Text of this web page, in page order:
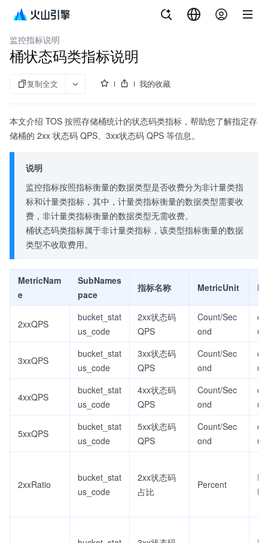
对象存储
监控指标说明
桶状态码类指标说明
复制全文 我的收藏
本文介绍 TOS 按照存储桶统计的状态码类指标，帮助您了解指定存
储桶的 2xx 状态码 QPS、3xx状态码 QPS 等信息。
说明
监控指标按照指标衡量的数据类型是否收费分为非计量类指
标和计量类指标，其中，计量类指标衡量的数据类型需要收
费，非计量类指标衡量的数据类型无需收费。
桶状态码类指标属于非计量类指标，该类型指标衡量的数据
类型不收取费用。
MetricNam
e
SubNames
pace
指标名称 MetricUnit
2xxQPS
bucket_stat
us_code
2xx状态码
QPS
Count/Sec
ond
3xxQPS
bucket_stat
us_code
3xx状态码
QPS
Count/Sec
ond
4xxQPS
bucket_stat
us_code
4xx状态码
QPS
Count/Sec
ond
5xxQPS
bucket_stat
us_code
5xx状态码
QPS
Count/Sec
ond
2xxRatio
bucket_stat
us_code
2xx状态码
占比
Percent
D